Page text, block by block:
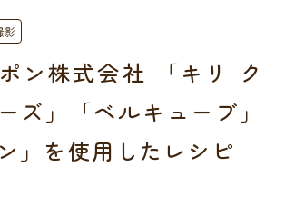
影
ン株式会社 「キリ ク
ズ」「ベルキューブ」
」を使用したレシピ